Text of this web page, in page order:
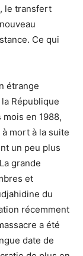
, le transfert
Ce qui
étrange
République
mois en 1988,
mort à la suite
un peu plus
grande
et
du
récemment
a été
date de